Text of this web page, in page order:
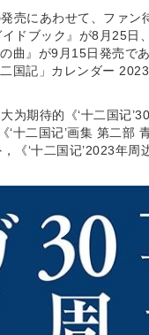
売にあわせて、ファン
ドブック』が8月25日
曲』が9月15日発売で
国記」カレンダー
为期待的《‘十二国记
‘十二国记’画集 第二部
《‘十二国记’2023年周